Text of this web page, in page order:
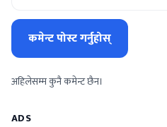
कमेन्ट पोस्ट गर्नुहोस्
अहिलेसम्म कुनै कमेन्ट छैन।
ADS